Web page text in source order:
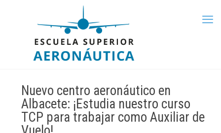
Nuevo centro aeronáutico en
Albacete: ¡Estudia nuestro curso
TCP para trabajar como Auxiliar de